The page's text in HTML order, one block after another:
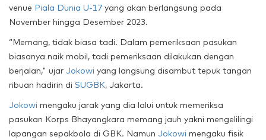
venue Piala Dunia U-17 yang akan berlangsung pada
November hingga Desember 2023.
“Memang, tidak biasa tadi. Dalam pemeriksaan pasukan
biasanya naik mobil, tadi pemeriksaan dilakukan dengan
berjalan," ujar Jokowi yang langsung disambut tepuk tangan
ribuan hadirin di SUGBK, Jakarta.
Jokowi mengaku jarak yang dia lalui untuk memeriksa
pasukan Korps Bhayangkara memang jauh yakni mengelilingi
lapangan sepakbola di GBK. Namun Jokowi mengaku fisik